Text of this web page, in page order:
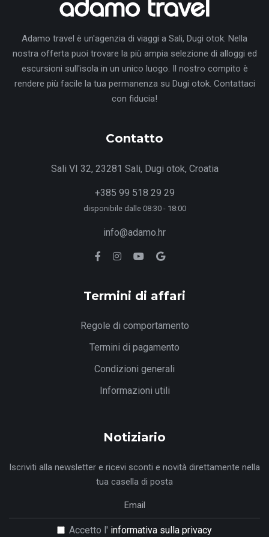
Adamo travel è un'agenzia di viaggi a Sali, Dugi otok. Nella
nostra offerta puoi trovare la più ampia selezione di alloggi ed
escursioni sull'isola in un unico luogo. Il nostro compito è
rendere più facile la tua permanenza su Dugi otok. Contattaci
con fiducia!
Contatto
Sali VI 32, 23281 Sali, Dugi otok, Croatia
+385 99 518 29 29
disponibile dalle 08:30 - 18:00
info@adamo.hr
Termini di affari
Regole di comportamento
Termini di pagamento
Condizioni generali
Informazioni utili
Notiziario
Iscriviti alla newsletter e ricevi sconti e novità direttamente nella
tua casella di posta
Accetto l' informativa sulla privacy